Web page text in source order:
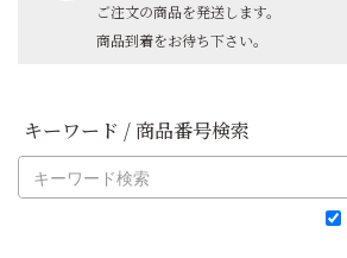
ご注文の商品を発送します。
商品到着をお待ち下さい。
キーワード / 商品番号検索